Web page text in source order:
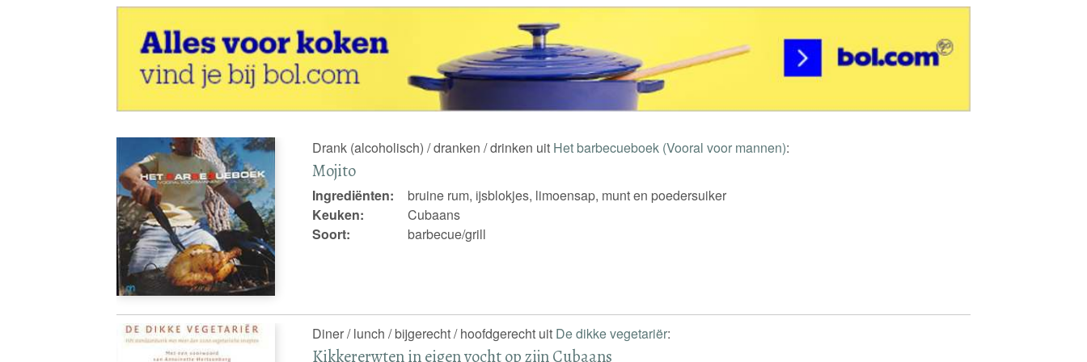
Drank (alcoholisch) / dranken / drinken uit Het barbecueboek (Vooral voor mannen):
Mojito
Ingrediënten:
bruine rum, ijsblokjes, limoensap, munt en poedersuiker
Keuken:
Cubaans
Soort:
barbecue/grill
Diner / lunch / bijgerecht / hoofdgerecht uit De dikke vegetariër:
Kikkererwten in eigen vocht op zijn Cubaans